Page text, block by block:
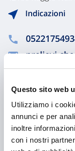
Questo sito web
Utilizziamo i
annunci e per
inoltre
con i nostri
Indicazioni
Visita il sito
Chiama ora